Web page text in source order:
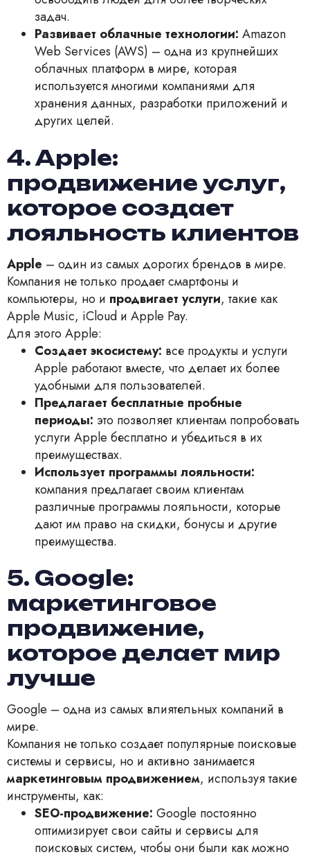
задач.
Развивает облачные технологии: Amazon
Web Services (AWS) – одна из крупнейших
облачных платформ в мире, которая
используется многими компаниями для
хранения данных, разработки приложений и
других целей.
4. Apple:
продвижение услуг,
которое создает
лояльность клиентов
Apple – один из самых дорогих брендов в мире.
Компания не только продает смартфоны и
компьютеры, но и продвигает услуги, такие как
Apple Music, iCloud и Apple Pay.
Для этого Apple:
Создает экосистему: все продукты и услуги
Apple работают вместе, что делает их более
удобными для пользователей.
Предлагает бесплатные пробные
периоды: это позволяет клиентам попробовать
услуги Apple бесплатно и убедиться в их
преимуществах.
Использует программы лояльности:
компания предлагает своим клиентам
различные программы лояльности, которые
дают им право на скидки, бонусы и другие
преимущества.
5. Google:
маркетинговое
продвижение,
которое делает мир
лучше
Google – одна из самых влиятельных компаний в
мире.
Компания не только создает популярные поисковые
системы и сервисы, но и активно занимается
маркетинговым продвижением, используя такие
инструменты, как:
SEO-продвижение: Google постоянно
оптимизирует свои сайты и сервисы для
поисковых систем, чтобы они были как можно